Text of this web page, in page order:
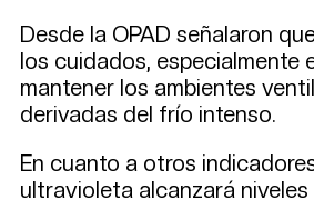
Desde la OPAD señalaron
los cuidados, especialmente
mantener los ambientes
derivadas del frío intenso.
En cuanto a otros
ultravioleta alcanzará